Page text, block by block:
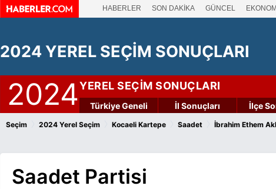
HABERLER SON DAKİKA GÜNCEL EKONOMİ
2024 YEREL SEÇİM SONUÇLARI
2024YEREL SEÇİM SONUÇLARI
Türkiye Geneli İl Sonuçları İlçe
Seçim 2024 Yerel Seçim Kocaeli Kartepe Saadet İbrahim Ethem
Saadet Partisi